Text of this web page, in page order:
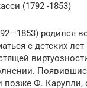
(1792 -1853)
родился
с детских
позже Ф. Карулли,